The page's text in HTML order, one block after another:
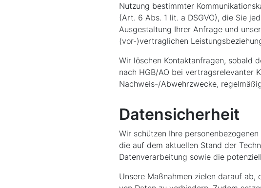
Nutzung bestimmter
(Art. 6 Abs. 1 lit. a DSGVO), die Sie
Ausgestaltung Ihrer Anfrage und
(vor-)vertraglichen
Wir löschen Kontaktanfragen, sobald
nach HGB/AO bei vertragsrelevanter
Nachweis-/Abwehrzwecke,
Datensicherheit
Wir schützen Ihre
die auf dem aktuellen Stand der
Datenverarbeitung sowie die
Unsere Maßnahmen zielen darauf